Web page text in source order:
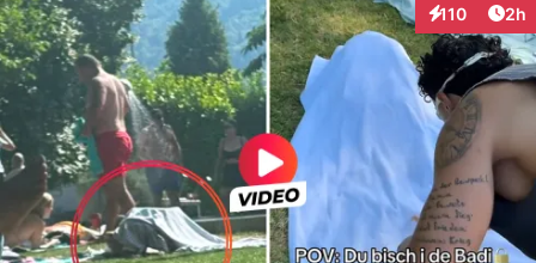
110
Interaktionen
2h